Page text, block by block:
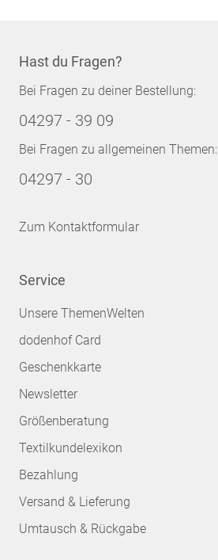
Hast du Fragen?
Bei Fragen zu deiner Bestellung:
04297 - 39 09
Bei Fragen zu allgemeinen Themen:
04297 - 30
Zum Kontaktformular
Service
Unsere ThemenWelten
dodenhof Card
Geschenkkarte
Newsletter
Größenberatung
Textilkundelexikon
Bezahlung
Versand & Lieferung
Umtausch & Rückgabe